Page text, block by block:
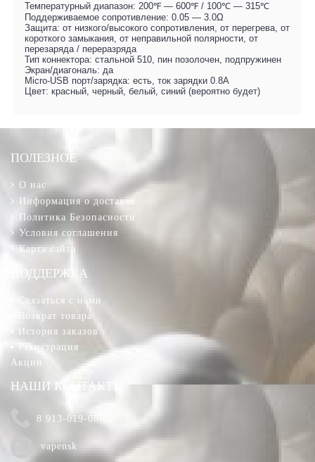
Температурный диапазон: 200℉ — 600℉ / 100℃ — 315℃
Поддерживаемое сопротивление: 0.05 — 3.0Ω
Защита: от низкого/высокого сопротивления, от перегрева, от
короткого замыкания, от неправильной полярности, от
перезаряда / переразряда
Тип коннектора: стальной 510, пин позолочен, подпружинен
Экран/диагональ: да
Micro-USB порт/зарядка: есть, ток зарядки 0.8А
Цвет: красный, черный, белый, синий (вероятно будет)
ПОЛЕЗНОЕ
О нас
Информация о доставке
Политика Безопасности
Условия соглашения
Карта сайта
ПОДДЕРЖКА
Связаться с нами
Возврат товара
История заказов
Регистрация
Акции
НАШИ КОНТАКТЫ
8 913-019-08-12
vapensk